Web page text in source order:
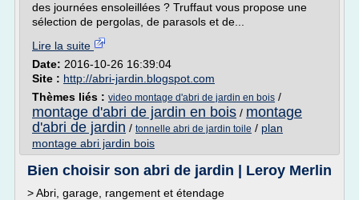
des journées ensoleillées ? Truffaut vous propose une
sélection de pergolas, de parasols et de...
Lire la suite
Date: 2016-10-26 16:39:04
Site : http://abri-jardin.blogspot.com
Thèmes liés : video montage d'abri de jardin en bois /
montage d'abri de jardin en bois / montage
d'abri de jardin / tonnelle abri de jardin toile / plan
montage abri jardin bois
Bien choisir son abri de jardin | Leroy Merlin
> Abri, garage, rangement et étendage